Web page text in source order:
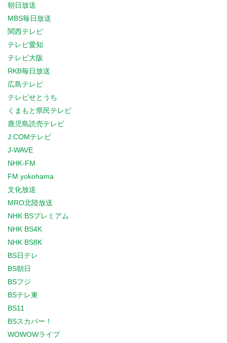
朝日放送
MBS毎日放送
関西テレビ
テレビ愛知
テレビ大阪
RKB毎日放送
広島テレビ
テレビせとうち
くまもと県民テレビ
鹿児島読売テレビ
J:COMテレビ
J-WAVE
NHK-FM
FM yokohama
文化放送
MRO北陸放送
NHK BSプレミアム
NHK BS4K
NHK BS8K
BS日テレ
BS朝日
BSフジ
BSテレ東
BS11
BSスカパー！
WOWOWライブ